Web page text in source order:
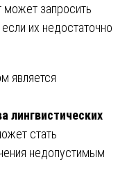
может запросить
их недостаточно
является
лингвистических
стать
недопустимым